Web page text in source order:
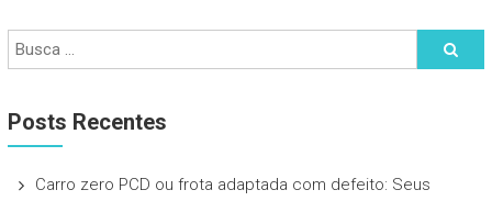
Posts Recentes
Carro zero PCD ou frota adaptada com defeito: Seus